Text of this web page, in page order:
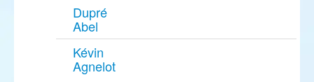
Dupré
Abel
Kévin
Agnelot